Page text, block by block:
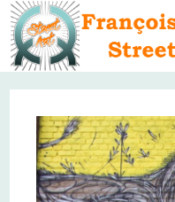
Skip
content